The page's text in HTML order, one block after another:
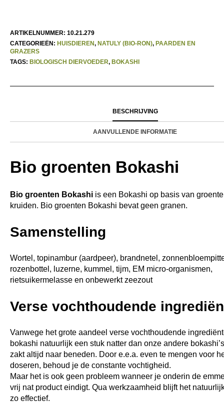
ARTIKELNUMMER: 10.21.279
CATEGORIEËN: HUISDIEREN, NATULY (BIO-RON), PAARDEN EN
GRAZERS
TAGS: BIOLOGISCH DIERVOEDER, BOKASHI
BESCHRIJVING
AANVULLENDE INFORMATIE
Bio groenten Bokashi
Bio groenten Bokashi is een Bokashi op basis van
kruiden. Bio groenten Bokashi bevat geen granen.
Samenstelling
Wortel, topinambur (aardpeer), brandnetel,
rozenbottel, luzerne, kummel, tijm, EM micro-organismen,
rietsuikermelasse en onbewerkt zeezout
Verse vochthoudende
Vanwege het grote aandeel verse vochthoudende
bokashi natuurlijk een stuk natter dan onze andere
zakt altijd naar beneden. Door e.e.a. even te mengen voor
doseren, behoud je de constante vochtigheid.
Maar het is ook geen probleem wanneer je onderin de
vrij nat product eindigt. Qua werkzaamheid blijft het
zo effectief.